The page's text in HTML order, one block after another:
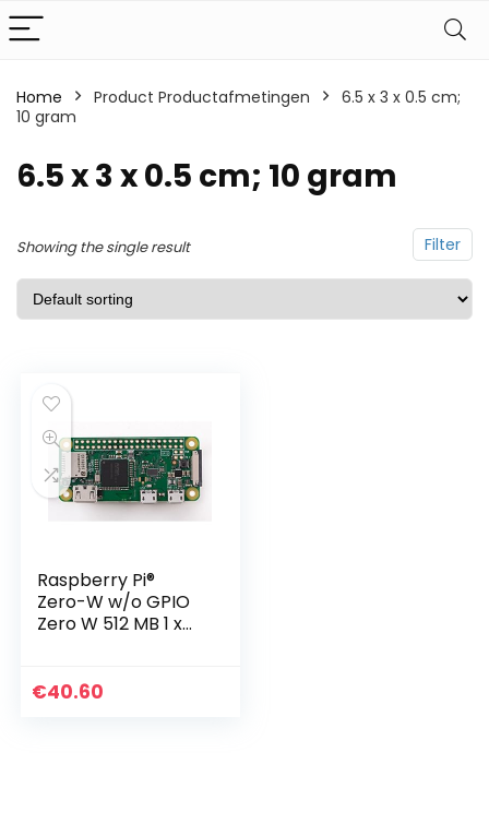
Home Product Productafmetingen
6.5 x 3 x 0.5 cm;
10 gram
6.5 x 3 x 0.5 cm; 10 gram
Filter
Showing the single result
Raspberry Pi®
Zero-W w/o GPIO
Zero W 512 MB 1 x
€40.60